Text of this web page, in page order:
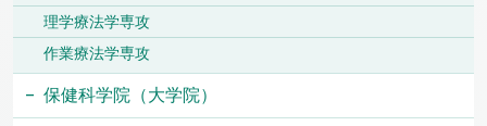
理学療法学専攻
作業療法学専攻
保健科学院（大学院）